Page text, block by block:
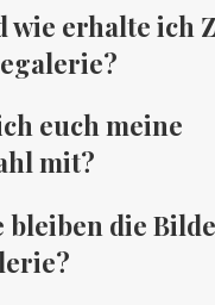
wie erhalte ich
euch meine
mit?
bleiben die